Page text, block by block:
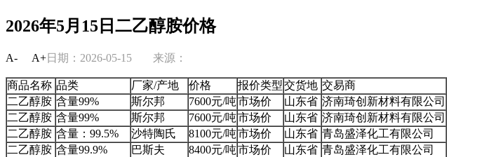
2026年5月15日二乙醇胺价格
A- A+日期：2026-05-15 来源：
商品名称 品类 厂家/产地 价格 报价类型交货地 交易商
二乙醇胺 含量99% 斯尔邦 7600元/吨市场价 山东省 济南琦创新材料有限公司
二乙醇胺 含量99% 斯尔邦 7600元/吨市场价 山东省 济南琦创新材料有限公司
二乙醇胺 含量：99.5% 沙特陶氏 8100元/吨市场价 山东省 青岛盛泽化工有限公司
二乙醇胺 含量99.9% 巴斯夫 8400元/吨市场价 山东省 青岛盛泽化工有限公司